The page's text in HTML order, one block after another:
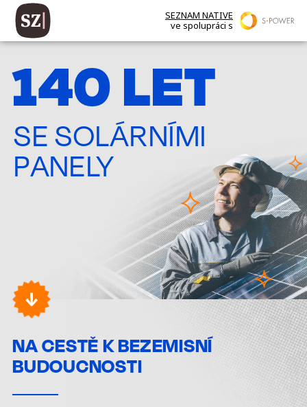
SEZNAM NATIVE
ve spolupráci s
140 LET
SE SOLÁRNÍMI
PANELY
NA CESTĚ K BEZEMISNÍ
BUDOUCNOSTI